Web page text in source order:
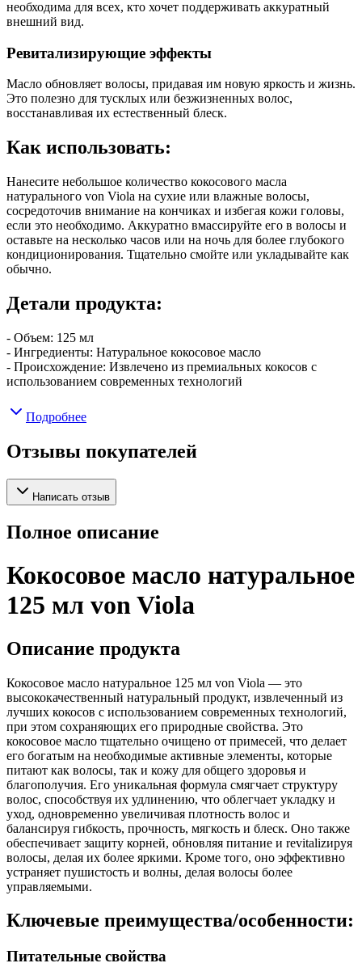
необходима для всех, кто хочет поддерживать аккуратный
внешний вид.
Ревитализирующие эффекты
Масло обновляет волосы, придавая им новую яркость и жизнь.
Это полезно для тусклых или безжизненных волос,
восстанавливая их естественный блеск.
Как использовать:
Нанесите небольшое количество кокосового масла
натурального von Viola на сухие или влажные волосы,
сосредоточив внимание на кончиках и избегая кожи головы,
если это необходимо. Аккуратно вмассируйте его в волосы и
оставьте на несколько часов или на ночь для более глубокого
кондиционирования. Тщательно смойте или укладывайте как
обычно.
Детали продукта:
- Объем: 125 мл
- Ингредиенты: Натуральное кокосовое масло
- Происхождение: Извлечено из премиальных кокосов с
использованием современных технологий
Подробнее
Отзывы покупателей
Написать отзыв
Полное описание
Кокосовое масло натуральное
125 мл von Viola
Описание продукта
Кокосовое масло натуральное 125 мл von Viola — это
высококачественный натуральный продукт, извлеченный из
лучших кокосов с использованием современных технологий,
при этом сохраняющих его природные свойства. Это
кокосовое масло тщательно очищено от примесей, что делает
его богатым на необходимые активные элементы, которые
питают как волосы, так и кожу для общего здоровья и
благополучия. Его уникальная формула смягчает структуру
волос, способствуя их удлинению, что облегчает укладку и
уход, одновременно увеличивая плотность волос и
балансируя гибкость, прочность, мягкость и блеск. Оно также
обеспечивает защиту корней, обновляя питание и revitalizируя
волосы, делая их более яркими. Кроме того, оно эффективно
устраняет пушистость и волны, делая волосы более
управляемыми.
Ключевые преимущества/особенности:
Питательные свойства